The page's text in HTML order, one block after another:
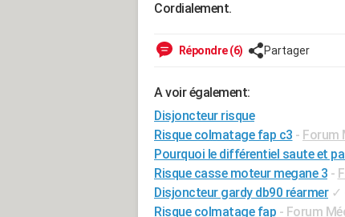
Cordialement.
Répondre (6) Partager
A voir également:
Disjoncteur risque
Risque colmatage fap c3 - Forum
Pourquoi le différentiel saute et
Risque casse moteur megane 3 -
Disjoncteur gardy db90 réarmer ✓
Risque colmatage fap - Forum